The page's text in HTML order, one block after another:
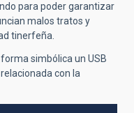
para poder garantizar
malos tratos y
tinerfeña.
simbólica un USB
con la